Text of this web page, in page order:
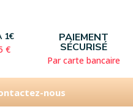
1€
€
PAIEMENT
SÉCURISÉ
Par carte bancaire
nous